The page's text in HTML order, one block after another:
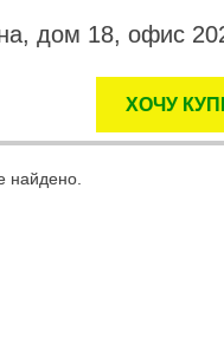
дом 18, офис
ХОЧУ
найдено.